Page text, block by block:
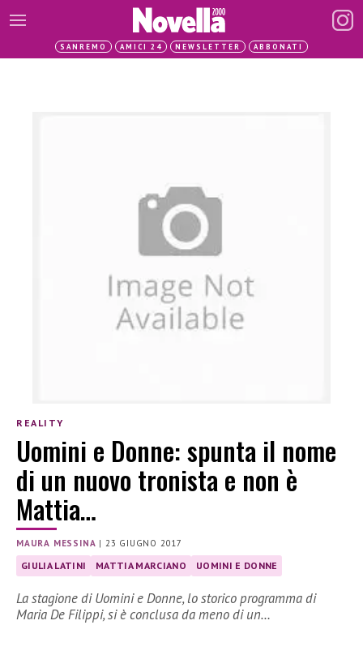
SANREMO AMICI 24 NEWSLETTER ABBONATI
REALITY
Uomini e Donne: spunta il nome
di un nuovo tronista e non è
Mattia…
MAURA MESSINA | 23 GIUGNO 2017
GIULIA LATINI MATTIA MARCIANO UOMINI E DONNE
La stagione di Uomini e Donne, lo storico programma di
Maria De Filippi, si è conclusa da meno di un…